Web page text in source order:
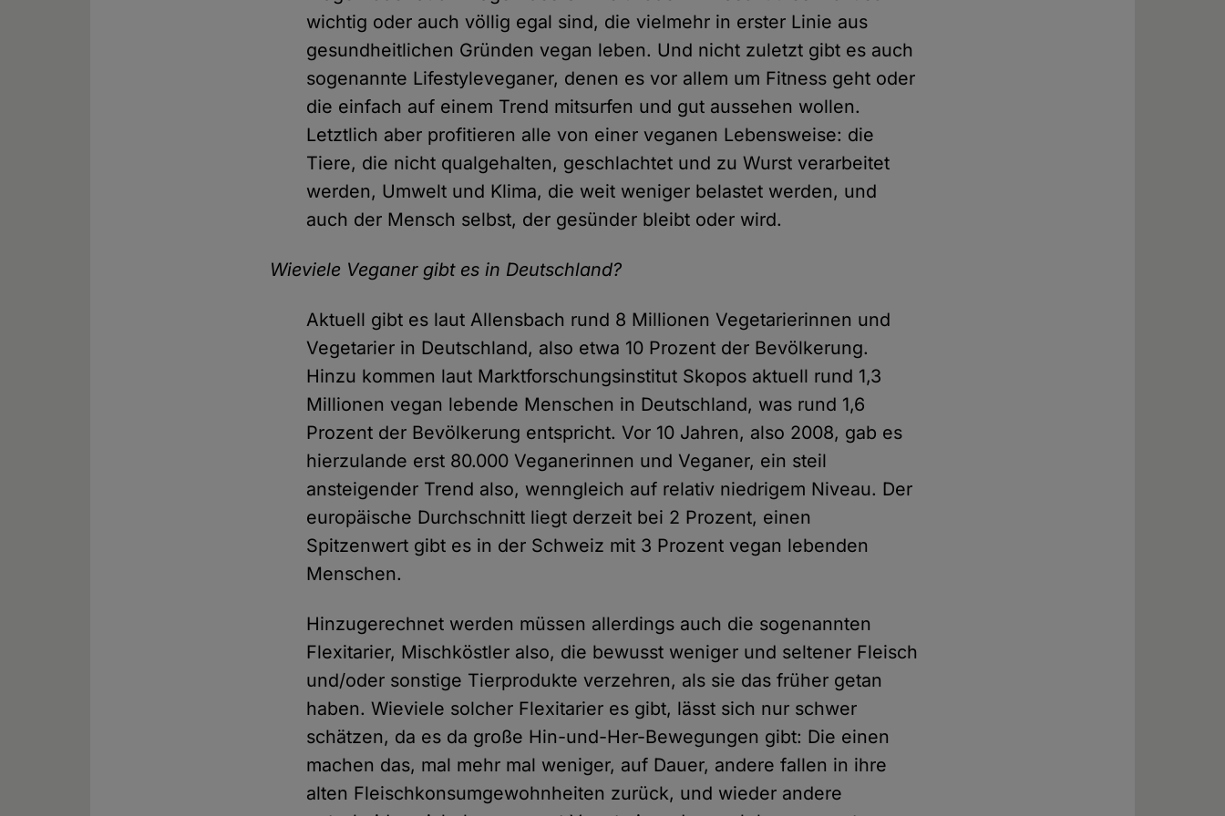
wichtig oder auch völlig egal sind, die vielmehr in erster Linie aus
gesundheitlichen Gründen vegan leben. Und nicht zuletzt gibt es auch
sogenannte Lifestyleveganer, denen es vor allem um Fitness geht oder
die einfach auf einem Trend mitsurfen und gut aussehen wollen.
Letztlich aber profitieren alle von einer veganen Lebensweise: die
Tiere, die nicht qualgehalten, geschlachtet und zu Wurst verarbeitet
werden, Umwelt und Klima, die weit weniger belastet werden, und
auch der Mensch selbst, der gesünder bleibt oder wird.
Wieviele Veganer gibt es in Deutschland?
Aktuell gibt es laut Allensbach rund 8 Millionen Vegetarierinnen und
Vegetarier in Deutschland, also etwa 10 Prozent der Bevölkerung.
Hinzu kommen laut Marktforschungsinstitut Skopos aktuell rund 1,3
Millionen vegan lebende Menschen in Deutschland, was rund 1,6
Prozent der Bevölkerung entspricht. Vor 10 Jahren, also 2008, gab es
hierzulande erst 80.000 Veganerinnen und Veganer, ein steil
ansteigender Trend also, wenngleich auf relativ niedrigem Niveau. Der
europäische Durchschnitt liegt derzeit bei 2 Prozent, einen
Spitzenwert gibt es in der Schweiz mit 3 Prozent vegan lebenden
Menschen.
Hinzugerechnet werden müssen allerdings auch die sogenannten
Flexitarier, Mischköstler also, die bewusst weniger und seltener Fleisch
und/oder sonstige Tierprodukte verzehren, als sie das früher getan
haben. Wieviele solcher Flexitarier es gibt, lässt sich nur schwer
schätzen, da es da große Hin-und-Her-Bewegungen gibt: Die einen
machen das, mal mehr mal weniger, auf Dauer, andere fallen in ihre
alten Fleischkonsumgewohnheiten zurück, und wieder andere